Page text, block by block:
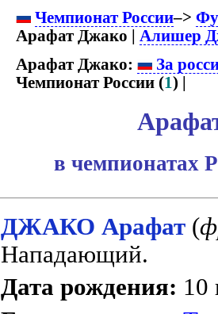
Чемпионат России–>
Арафат Джако | Алишер
Арафат Джако:
За
Чемпионат России (1) |
в чемпионатах
ДЖАКО Арафат (
Нападающий.
Дата рождения: 10